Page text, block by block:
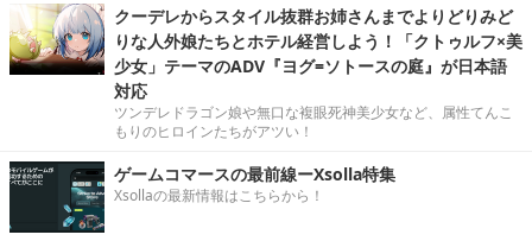
クーデレからスタイル抜群お姉さんまでよりどりみど
りな人外娘たちとホテル経営しよう！「クトゥルフ×美
少女」テーマのADV『ヨグ=ソトースの庭』が日本語
対応
ツンデレドラゴン娘や無口な複眼死神美少女など、属性てんこ
もりのヒロインたちがアツい！
ゲームコマースの最前線ーXsolla特集
Xsollaの最新情報はこちらから！